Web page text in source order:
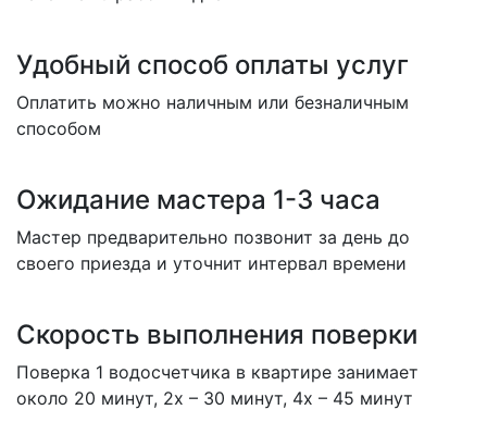
Удобный способ оплаты услуг
Оплатить можно наличным или безналичным
способом
Ожидание мастера 1-3 часа
Мастер предварительно позвонит за день до
своего приезда и уточнит интервал времени
Скорость выполнения поверки
Поверка 1 водосчетчика в квартире занимает
около 20 минут, 2х – 30 минут, 4х – 45 минут